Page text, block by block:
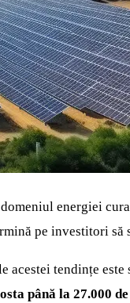
energiei
pe investitori să
tendințe
până la 27.000